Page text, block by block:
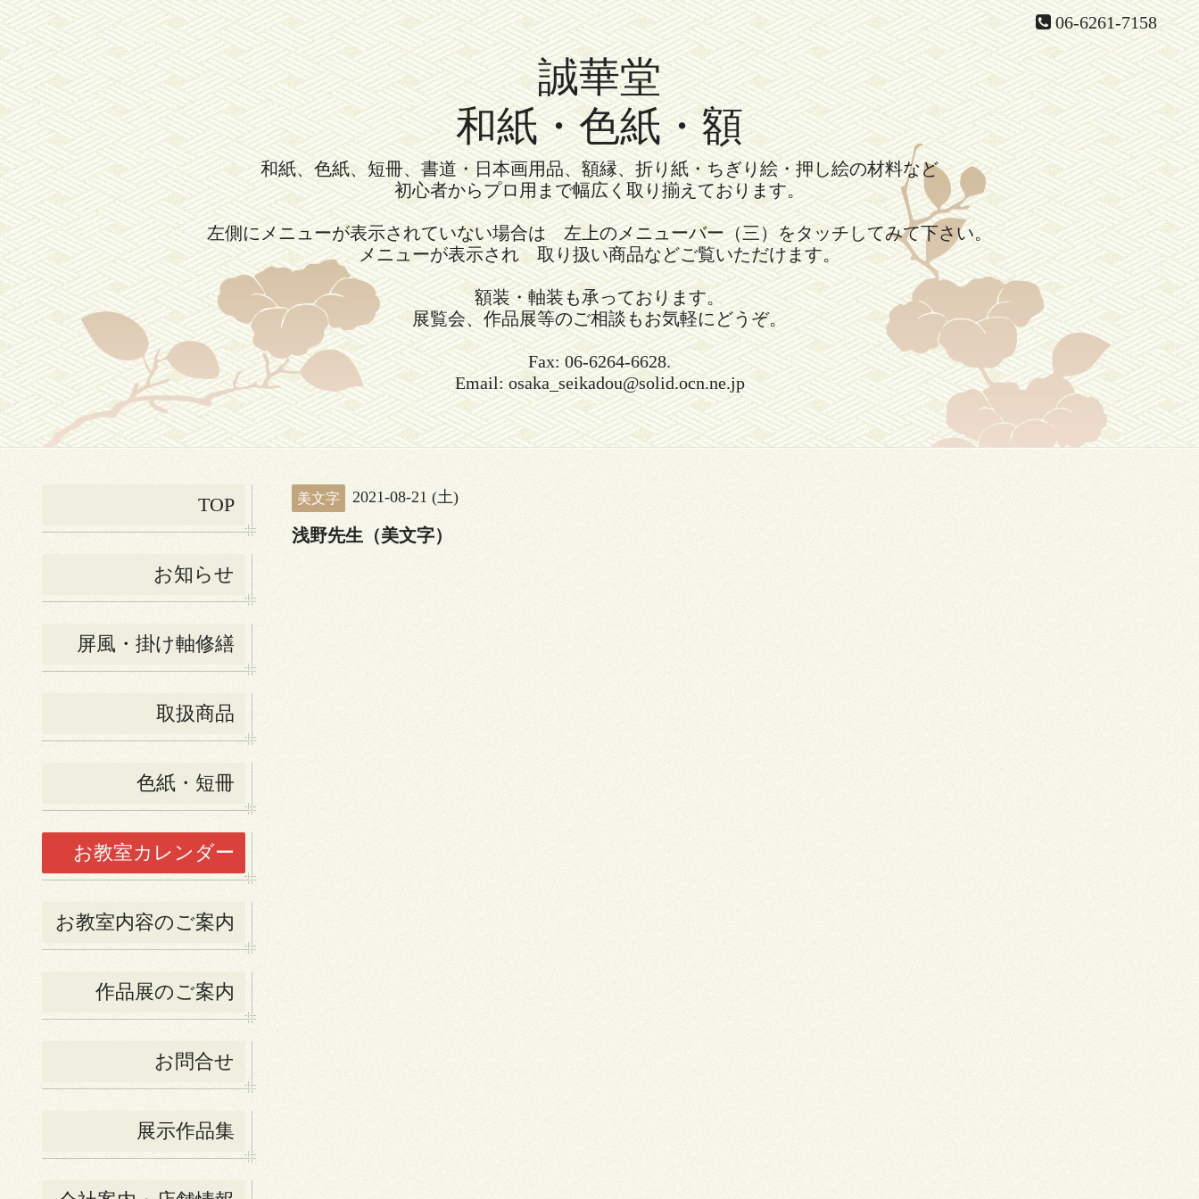
06-6261-7158
誠華堂
和紙・色紙・額
和紙、色紙、短冊、書道・日本画用品、額縁、折り紙・ちぎり絵・押し絵の材料など
初心者からプロ用まで幅広く取り揃えております。
左側にメニューが表示されていない場合は 左上のメニューバー（三）をタッチしてみて下さい。
メニューが表示され 取り扱い商品などご覧いただけます。
額装・軸装も承っております。
展覧会、作品展等のご相談もお気軽にどうぞ。
Fax: 06-6264-6628.
Email: osaka_seikadou@solid.ocn.ne.jp
TOP
お知らせ
屏風・掛け軸修繕
取扱商品
色紙・短冊
お教室カレンダー
お教室内容のご案内
作品展のご案内
お問合せ
展示作品集
美文字 2021-08-21 (土)
浅野先生（美文字）